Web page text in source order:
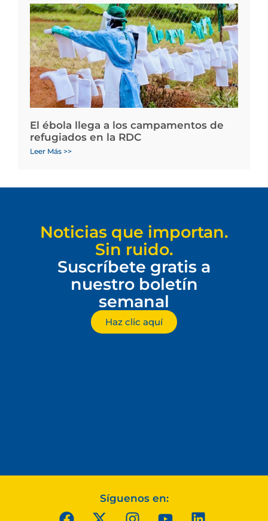
El ébola llega a los campamentos de
refugiados en la RDC
Leer Más >>
Noticias que importan.
Sin ruido.
Suscríbete gratis a
nuestro boletín
semanal
Haz clic aquí
Síguenos en: